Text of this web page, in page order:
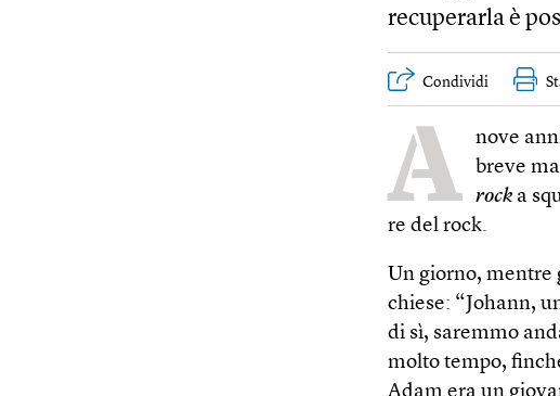
recuperarla è
Condividi
A
nove
breve
rocka
re del rock.
Un giorno, mentre
chiese: “Johann,
di sì, saremmo
molto tempo,
Adam era un